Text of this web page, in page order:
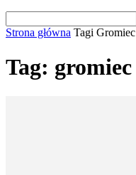
Strona główna Tagi Gromiec
Tag: gromiec